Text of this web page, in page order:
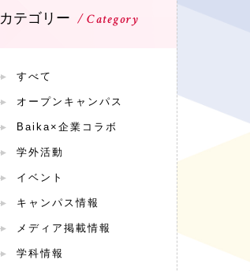
カテゴリー Category
すべて
オープンキャンパス
Baika×企業コラボ
学外活動
イベント
キャンパス情報
メディア掲載情報
学科情報